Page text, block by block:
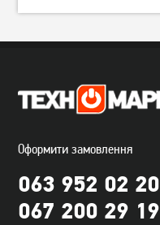
Оформити замовлення
063 952 02 20
067 200 29 19